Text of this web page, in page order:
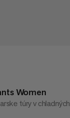
Women
túry v chladných